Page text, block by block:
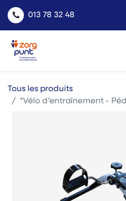
013 78 32 48
Tous les produits
*Vélo d’entraînement -